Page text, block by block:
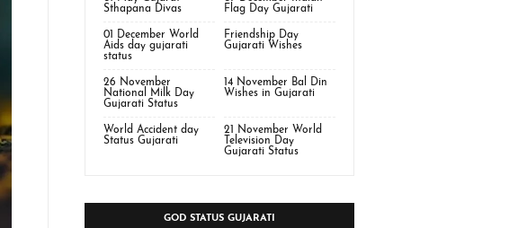
Sthapana Divas
Flag Day Gujarati
01 December World
Aids day gujarati
status
Friendship Day
Gujarati Wishes
26 November
National Milk Day
Gujarati Status
14 November Bal Din
Wishes in Gujarati
World Accident day
Status Gujarati
21 November World
Television Day
Gujarati Status
GOD STATUS GUJARATI